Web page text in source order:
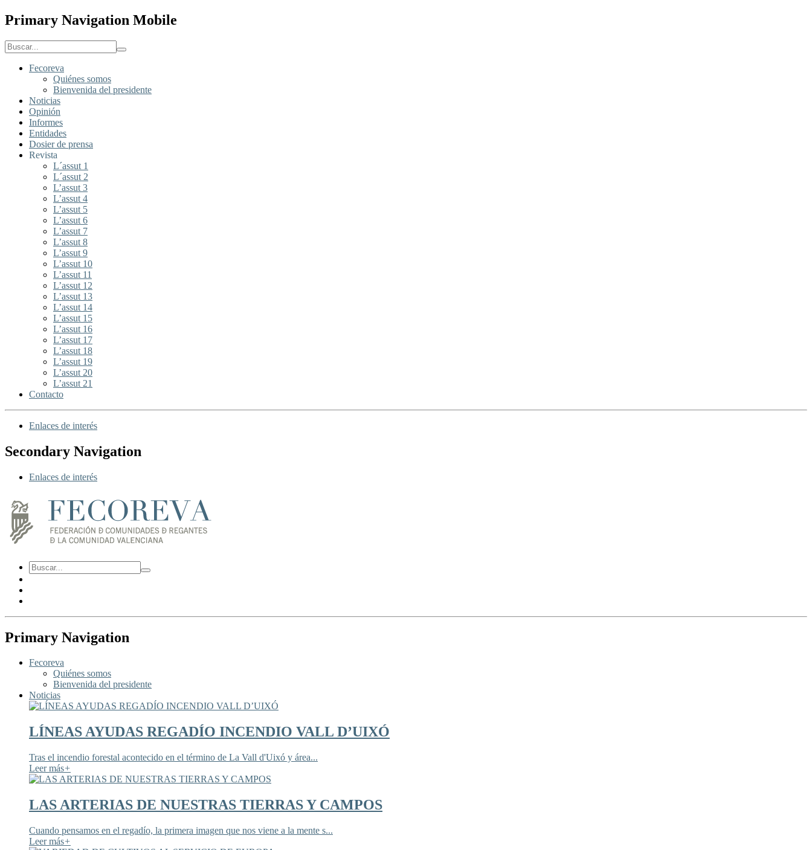
Primary Navigation Mobile
Fecoreva
Quiénes somos
Bienvenida del presidente
Noticias
Opinión
Informes
Entidades
Dosier de prensa
Revista
L´assut 1
L´assut 2
L’assut 3
L’assut 4
L’assut 5
L’assut 6
L’assut 7
L’assut 8
L’assut 9
L’assut 10
L’assut 11
L’assut 12
L’assut 13
L’assut 14
L’assut 15
L’assut 16
L’assut 17
L’assut 18
L’assut 19
L’assut 20
L’assut 21
Contacto
Enlaces de interés
Secondary Navigation
Enlaces de interés
Primary Navigation
Fecoreva
Quiénes somos
Bienvenida del presidente
Noticias
LÍNEAS AYUDAS REGADÍO INCENDIO VALL D’UIXÓ
Tras el incendio forestal acontecido en el término de La Vall d'Uixó y área...
Leer más+
LAS ARTERIAS DE NUESTRAS TIERRAS Y CAMPOS
Cuando pensamos en el regadío, la primera imagen que nos viene a la mente s...
Leer más+